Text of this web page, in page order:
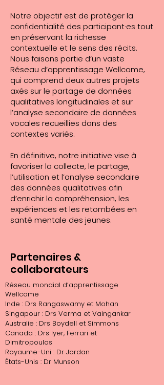
Notre objectif est de protéger la
confidentialité des participant·es tout
en préservant la richesse
contextuelle et le sens des récits.
Nous faisons partie d’un vaste
Réseau d’apprentissage Wellcome,
qui comprend deux autres projets
axés sur le partage de données
qualitatives longitudinales et sur
l’analyse secondaire de données
vocales recueillies dans des
contextes variés.
En définitive, notre initiative vise à
favoriser la collecte, le partage,
l’utilisation et l’analyse secondaire
des données qualitatives afin
d’enrichir la compréhension, les
expériences et les retombées en
santé mentale des jeunes.
Partenaires &
collaborateurs
Réseau mondial d’apprentissage
Wellcome
Inde : Drs Rangaswamy et Mohan
Singapour : Drs Verma et Vaingankar
Australie : Drs Boydell et Simmons
Canada : Drs Iyer, Ferrari et
Dimitropoulos
Royaume-Uni : Dr Jordan
États-Unis : Dr Munson